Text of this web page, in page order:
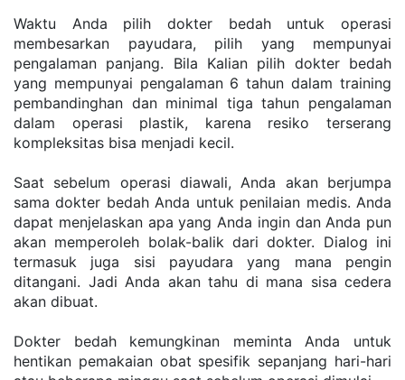
Waktu Anda pilih dokter bedah untuk operasi
membesarkan payudara, pilih yang mempunyai
pengalaman panjang. Bila Kalian pilih dokter bedah
yang mempunyai pengalaman 6 tahun dalam training
pembandinghan dan minimal tiga tahun pengalaman
dalam operasi plastik, karena resiko terserang
kompleksitas bisa menjadi kecil.
Saat sebelum operasi diawali, Anda akan berjumpa
sama dokter bedah Anda untuk penilaian medis. Anda
dapat menjelaskan apa yang Anda ingin dan Anda pun
akan memperoleh bolak-balik dari dokter. Dialog ini
termasuk juga sisi payudara yang mana pengin
ditangani. Jadi Anda akan tahu di mana sisa cedera
akan dibuat.
Dokter bedah kemungkinan meminta Anda untuk
hentikan pemakaian obat spesifik sepanjang hari-hari